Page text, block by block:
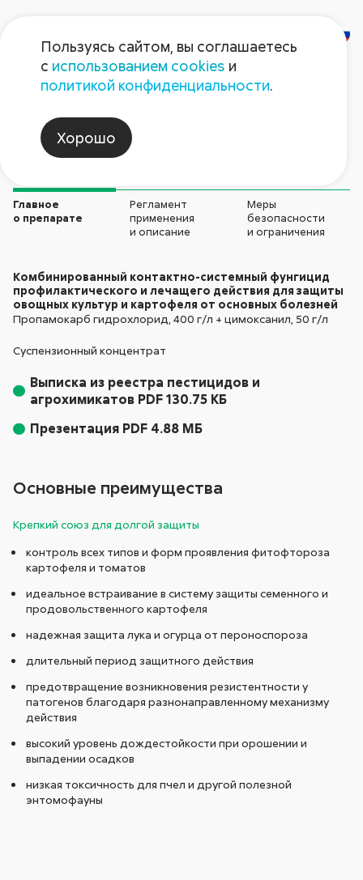
Спайк
Главное
о препарате
Регламент
применения
и описание
Меры
безопасности
и ограничения
Комбинированный контактно-системный фунгицид
профилактического и лечащего действия для защиты
овощных культур и картофеля от основных болезней
Пропамокарб гидрохлорид, 400 г/л + цимоксанил, 50 г/л
Суспензионный концентрат
Выписка из реестра пестицидов и
агрохимикатов PDF 130.75 КБ
Презентация PDF 4.88 МБ
Основные преимущества
Крепкий союз для долгой защиты
контроль всех типов и форм проявления фитофтороза
картофеля и томатов
идеальное встраивание в систему защиты семенного и
продовольственного картофеля
надежная защита лука и огурца от пероноспороза
длительный период защитного действия
предотвращение возникновения резистентности у
патогенов благодаря разнонаправленному механизму
действия
высокий уровень дождестойкости при орошении и
выпадении осадков
низкая токсичность для пчел и другой полезной
энтомофауны
Пользуясь сайтом, вы соглашаетесь
с использованием cookies и
политикой конфиденциальности.
Хорошо